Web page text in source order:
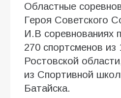
Областные
Героя Советского
И.В соревнованиях
270 спортсменов из
Ростовской
из Спортивной
Батайска.